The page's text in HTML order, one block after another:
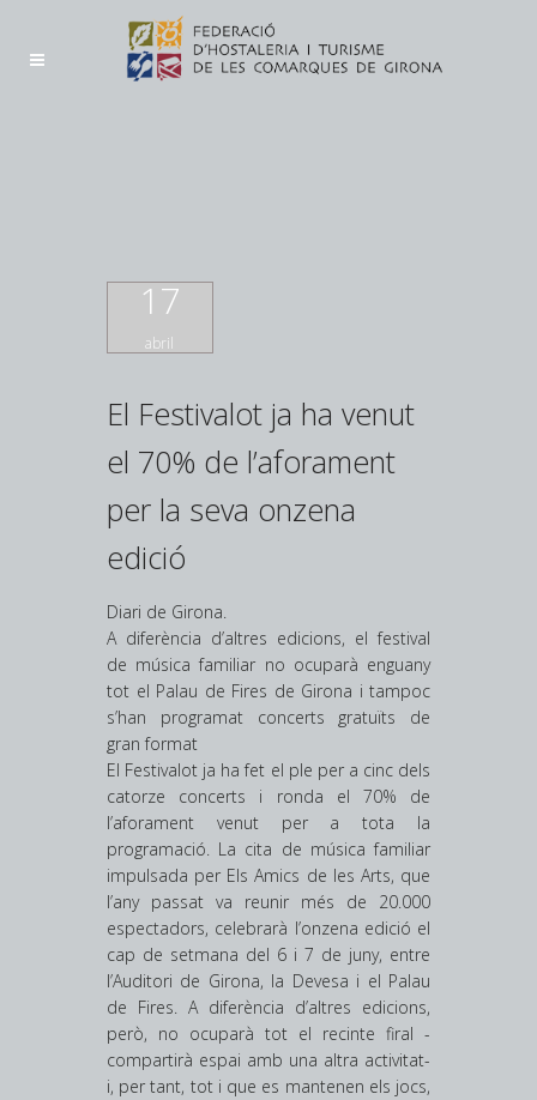
17
abril
El Festivalot ja ha venut
el 70% de l’aforament
per la seva onzena
edició
Diari de Girona.
A diferència d’altres edicions, el festival
de música familiar no ocuparà enguany
tot el Palau de Fires de Girona i tampoc
s’han programat concerts gratuïts de
gran format
El Festivalot ja ha fet el ple per a cinc dels
catorze concerts i ronda el 70% de
l’aforament venut per a tota la
programació. La cita de música familiar
impulsada per Els Amics de les Arts, que
l’any passat va reunir més de 20.000
espectadors, celebrarà l’onzena edició el
cap de setmana del 6 i 7 de juny, entre
l’Auditori de Girona, la Devesa i el Palau
de Fires. A diferència d’altres edicions,
però, no ocuparà tot el recinte firal -
compartirà espai amb una altra activitat-
i, per tant, tot i que es mantenen els jocs,